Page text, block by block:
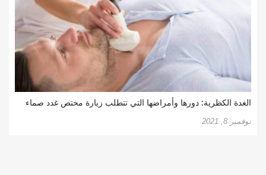
الغدة الكظرية: دورها وأمراضها التي تتطلب زيارة مختص غدد صماء
نوفمبر 8, 2021